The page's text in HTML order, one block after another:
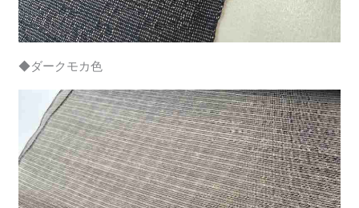
◆ダークモカ色